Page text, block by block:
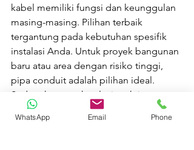
kabel memiliki fungsi dan keunggulan
masing-masing. Pilihan terbaik
tergantung pada kebutuhan spesifik
instalasi Anda. Untuk proyek bangunan
baru atau area dengan risiko tinggi,
pipa conduit adalah pilihan ideal.
Sedangkan untuk solusi praktis, cepat,
dan rapi—ducting kabel adalah
sahabat terbaik Anda.
WhatsApp Email Phone